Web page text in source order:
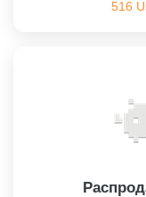
516